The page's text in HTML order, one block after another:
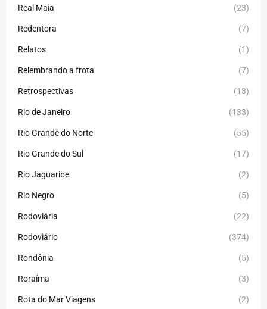
Real Maia (23)
Redentora (7)
Relatos (1)
Relembrando a frota (7)
Retrospectivas (13)
Rio de Janeiro (133)
Rio Grande do Norte (55)
Rio Grande do Sul (17)
Rio Jaguaribe (2)
Rio Negro (5)
Rodoviária (22)
Rodoviário (374)
Rondônia (5)
Roraíma (3)
Rota do Mar Viagens (2)